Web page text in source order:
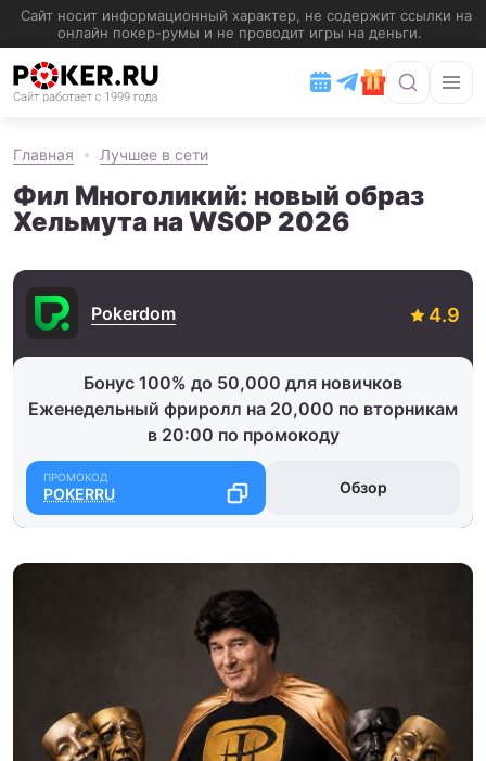
Главная Лучшее в сети
Фил Многоликий: новый образ
Хельмута на WSOP 2026
Pokerdom
Бонус 100% до 50,000 для новичков
Еженедельный фриролл на 20,000 по вторникам
в 20:00 по промокоду
POKERRU Обзор